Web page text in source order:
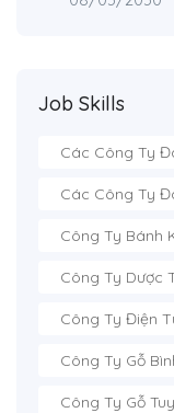
Job Skills
Các Công Ty
Các Công Ty
Công Ty Bánh
Công Ty Dược
Công Ty Điện
Công Ty Gỗ
Công Ty Gỗ